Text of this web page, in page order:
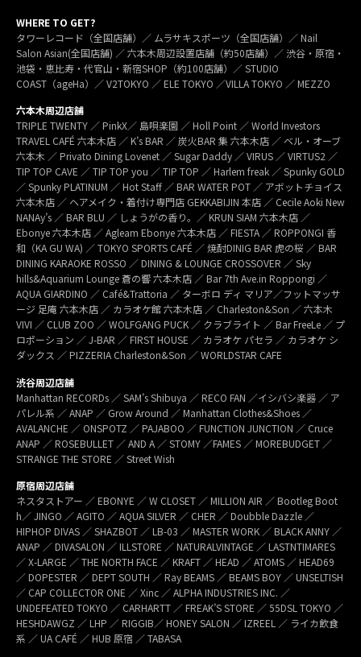
WHERE TO GET?
タワーレコード（全国店舗）／ ムラサキスポーツ（全国店舗）／ Nail
Salon Asian(全国店舗) ／ 六本木周辺設置店舗（約50店舗）／ 渋谷・原宿・
池袋・恵比寿・代官山・新宿SHOP（約100店舗）／ STUDIO
COAST（ageHa）／ V2TOKYO ／ ELE TOKYO ／VILLA TOKYO ／ MEZZO
六本木周辺店舗
TRIPLE TWENTY ／ PinkX／ 島唄楽園 ／ Holl Point ／ World Investors
TRAVEL CAFÉ 六本木店 ／ K’s BAR ／ 炭火BAR 集 六本木店 ／ ベル・オーブ
六本木 ／ Privato Dining Lovenet ／ Sugar Daddy ／ VIRUS ／ VIRTUS2 ／
TIP TOP CAVE ／ TIP TOP you ／ TIP TOP ／ Harlem freak ／ Spunky GOLD
／ Spunky PLATINUM ／ Hot Staff ／ BAR WATER POT ／ アボットチョイス
六本木店 ／ ヘアメイク・着付け専門店 GEKKABIJIN 本店 ／ Cecile Aoki New
NANAy’s ／ BAR BLU ／ しょうがの香り。／ KRUN SIAM 六本木店 ／
Ebonye 六本木店 ／ Agleam Ebonye 六本木店 ／ FIESTA ／ ROPPONGI 香
和（KA GU WA) ／ TOKYO SPORTS CAFÉ ／ 焼酎DINIG BAR 虎の桜 ／ BAR
DINING KARAOKE ROSSO ／ DINING & LOUNGE CROSSOVER ／ Sky
hills&Aquarium Lounge 蒼の響 六本木店 ／ Bar 7th Ave.in Roppongi ／
AQUA GIARDINO ／ Café&Trattoria ／ ターボロ ディ マリア／フットマッサ
ージ 足庵 六本木店 ／ カラオケ館 六本木店 ／ Charleston&Son ／ 六本木
VIVI ／ CLUB ZOO ／ WOLFGANG PUCK ／ クラブライト ／ Bar FreeLe ／ プ
ロポーション ／ J-BAR ／ FIRST HOUSE ／ カラオケ パセラ ／ カラオケ シ
ダックス ／ PIZZERIA Charleston&Son ／ WORLDSTAR CAFE
渋谷周辺店舗
Manhattan RECORDs ／ SAM’s Shibuya ／ RECO FAN ／イシバシ楽器 ／ ア
パレル系 ／ ANAP ／ Grow Around ／ Manhattan Clothes&Shoes ／
AVALANCHE ／ ONSPOTZ ／ PAJABOO ／ FUNCTION JUNCTION ／ Cruce
ANAP ／ ROSEBULLET ／ AND A ／ STOMY ／FAMES ／ MOREBUDGET ／
STRANGE THE STORE ／ Street Wish
原宿周辺店舗
ネスタストアー ／ EBONYE ／ W CLOSET ／ MILLION AIR ／ Bootleg Boot
h／ JINGO ／ AGITO ／ AQUA SILVER ／ CHER ／ Doubble Dazzle ／
HIPHOP DIVAS ／ SHAZBOT ／ LB-03 ／ MASTER WORK ／ BLACK ANNY ／
ANAP ／ DIVASALON ／ ILLSTORE ／ NATURALVINTAGE ／ LASTNTIMARES
／ X-LARGE ／ THE NORTH FACE ／ KRAFT ／ HEAD ／ ATOMS ／ HEAD69
／ DOPESTER ／ DEPT SOUTH ／ Ray BEAMS ／ BEAMS BOY ／ UNSELTISH
／ CAP COLLECTOR ONE ／ Xinc ／ ALPHA INDUSTRIES INC. ／
UNDEFEATED TOKYO ／ CARHARTT ／ FREAK’S STORE ／ 55DSL TOKYO ／
HESHDAWGZ ／ LHP ／ RIGGIB／ HONEY SALON ／ IZREEL ／ ライカ飲食
系 ／ UA CAFÉ ／ HUB 原宿 ／ TABASA